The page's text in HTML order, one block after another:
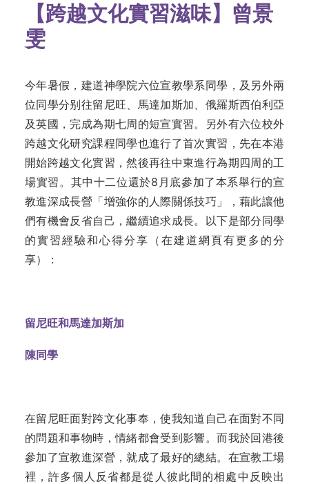
【跨越文化實習滋味】曾景
雯
今年暑假，建道神學院六位宣教學系同學，及另外兩
位同學分别往留尼旺、馬達加斯加、俄羅斯西伯利亞
及英國，完成為期七周的短宣實習。另外有六位校外
跨越文化研究課程同學也進行了首次實習，先在本港
開始跨越文化實習，然後再往中東進行為期四周的工
場實習。其中十二位還於8月底參加了本系舉行的宣
教進深成長營「增強你的人際關係技巧」，藉此讓他
們有機會反省自己，繼續追求成長。以下是部分同學
的實習經驗和心得分享（在建道網頁有更多的分
享）：
留尼旺和馬達加斯加
陳同學
在留尼旺面對跨文化事奉，使我知道自己在面對不同
的問題和事物時，情緒都會受到影響。而我於回港後
參加了宣教進深營，就成了最好的總結。在宣教工場
裡，許多個人反省都是從人彼此間的相處中反映出